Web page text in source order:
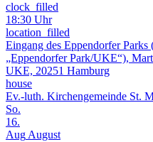
clock_filled
18:30 Uhr
location_filled
Eingang des Eppendorfer
„Eppendorfer Park/UKE“),
UKE, 20251 Hamburg
house
Ev.-luth. Kirchengemeinde St.
So.
16.
Aug August